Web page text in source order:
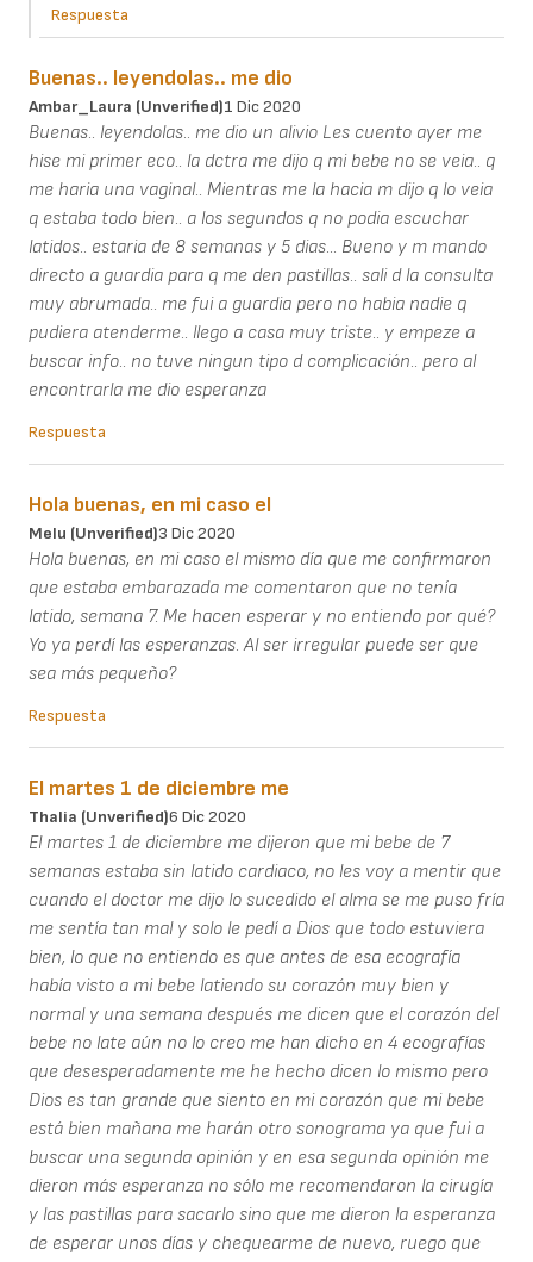
Respuesta
Buenas.. leyendolas.. me dio
Ambar_Laura (unverified)1 Dic 2020
Buenas.. leyendolas.. me dio un alivio Les cuento ayer me
hise mi primer eco.. la dctra me dijo q mi bebe no se veia.. q
me haria una vaginal.. Mientras me la hacia m dijo q lo veia
q estaba todo bien.. a los segundos q no podia escuchar
latidos.. estaria de 8 semanas y 5 dias... Bueno y m mando
directo a guardia para q me den pastillas.. sali d la consulta
muy abrumada.. me fui a guardia pero no habia nadie q
pudiera atenderme.. llego a casa muy triste.. y empeze a
buscar info.. no tuve ningun tipo d complicación.. pero al
encontrarla me dio esperanza
Respuesta
Hola buenas, en mi caso el
Melu (unverified)3 Dic 2020
Hola buenas, en mi caso el mismo día que me confirmaron
que estaba embarazada me comentaron que no tenía
latido, semana 7. Me hacen esperar y no entiendo por qué?
Yo ya perdí las esperanzas. Al ser irregular puede ser que
sea más pequeño?
Respuesta
El martes 1 de diciembre me
Thalia (unverified)6 Dic 2020
El martes 1 de diciembre me dijeron que mi bebe de 7
semanas estaba sin latido cardiaco, no les voy a mentir que
cuando el doctor me dijo lo sucedido el alma se me puso fría
me sentía tan mal y solo le pedí a Dios que todo estuviera
bien, lo que no entiendo es que antes de esa ecografía
había visto a mi bebe latiendo su corazón muy bien y
normal y una semana después me dicen que el corazón del
bebe no late aún no lo creo me han dicho en 4 ecografías
que desesperadamente me he hecho dicen lo mismo pero
Dios es tan grande que siento en mi corazón que mi bebe
está bien mañana me harán otro sonograma ya que fui a
buscar una segunda opinión y en esa segunda opinión me
dieron más esperanza no sólo me recomendaron la cirugía
y las pastillas para sacarlo sino que me dieron la esperanza
de esperar unos días y chequearme de nuevo, ruego que